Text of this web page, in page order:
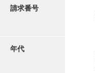
請求番号
年代